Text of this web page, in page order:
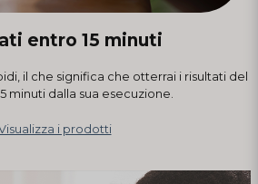
entro 15 minuti
il che significa che otterrai i risultati del
minuti dalla sua esecuzione.
i prodotti